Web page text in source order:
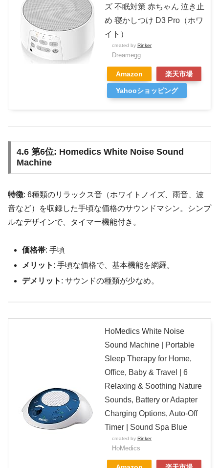
ズ 不眠対策 赤ちゃん 泣き止
め 寝かしつけ D3 Pro（ホワ
イト）
created by Rinker
Dreamegg
Amazon 楽天市場
Yahooショッピング
4.6 第6位: Homedics White Noise Sound
Machine
特徴: 6種類のリラックス音（ホワイトノイズ、雨音、波
音など）を収録した手頃な価格のサウンドマシン。シンプ
ルなデザインで、タイマー機能付き。
価格帯: 手頃
メリット : 手頃な価格で、基本機能を網羅。
デメリット : サウンドの種類が少なめ。
HoMedics White Noise
Sound Machine | Portable
Sleep Therapy for Home,
Office, Baby & Travel | 6
Relaxing & Soothing Nature
Sounds, Battery or Adapter
Charging Options, Auto-Off
Timer | Sound Spa Blue
created by Rinker
HoMedics